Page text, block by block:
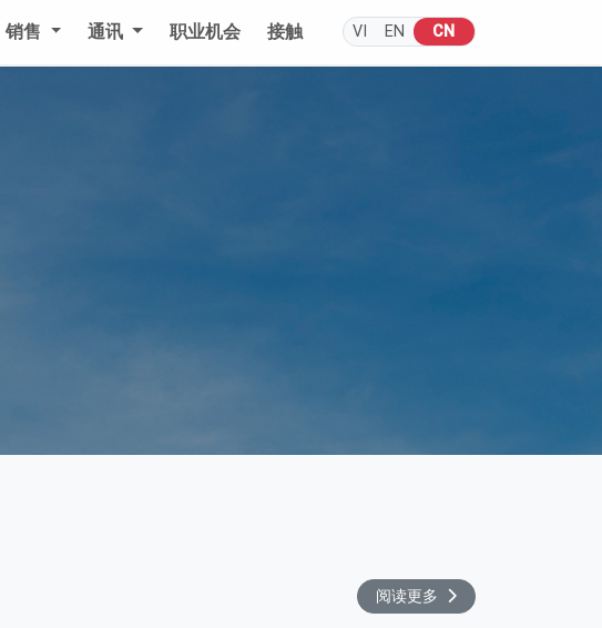
销售 通讯 职业机会 接触 VI EN CN
阅读更多